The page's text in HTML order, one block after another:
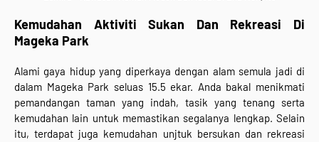
Kemudahan Aktiviti Sukan Dan Rekreasi Di
Mageka Park
Alami gaya hidup yang diperkaya dengan alam semula jadi di
dalam Mageka Park seluas 15.5 ekar. Anda bakal menikmati
pemandangan taman yang indah, tasik yang tenang serta
kemudahan lain untuk memastikan segalanya lengkap. Selain
itu, terdapat juga kemudahan unjtuk bersukan dan rekreasi